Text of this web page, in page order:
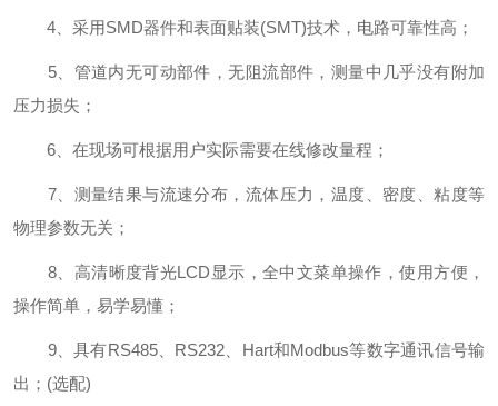
4、采用SMD器件和表面贴装(SMT)技术，电路可靠性高；
5、管道内无可动部件，无阻流部件，测量中几乎没有附加
压力损失；
6、在现场可根据用户实际需要在线修改量程；
7、测量结果与流速分布，流体压力，温度、密度、粘度等
物理参数无关；
8、高清晰度背光LCD显示，全中文菜单操作，使用方便，
操作简单，易学易懂；
9、具有RS485、RS232、Hart和Modbus等数字通讯信号输
出；(选配)